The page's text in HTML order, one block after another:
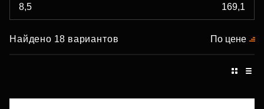
Найдено 18 вариантов По цене